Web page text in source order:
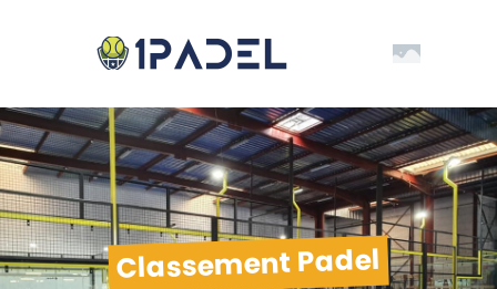
Classement Padel